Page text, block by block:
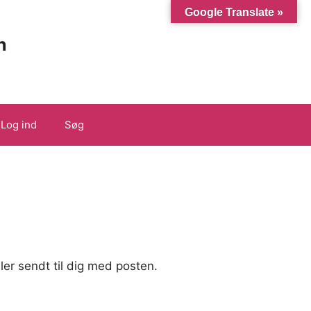
Log ind Søg
sendt til dig med posten.
Google Translate »